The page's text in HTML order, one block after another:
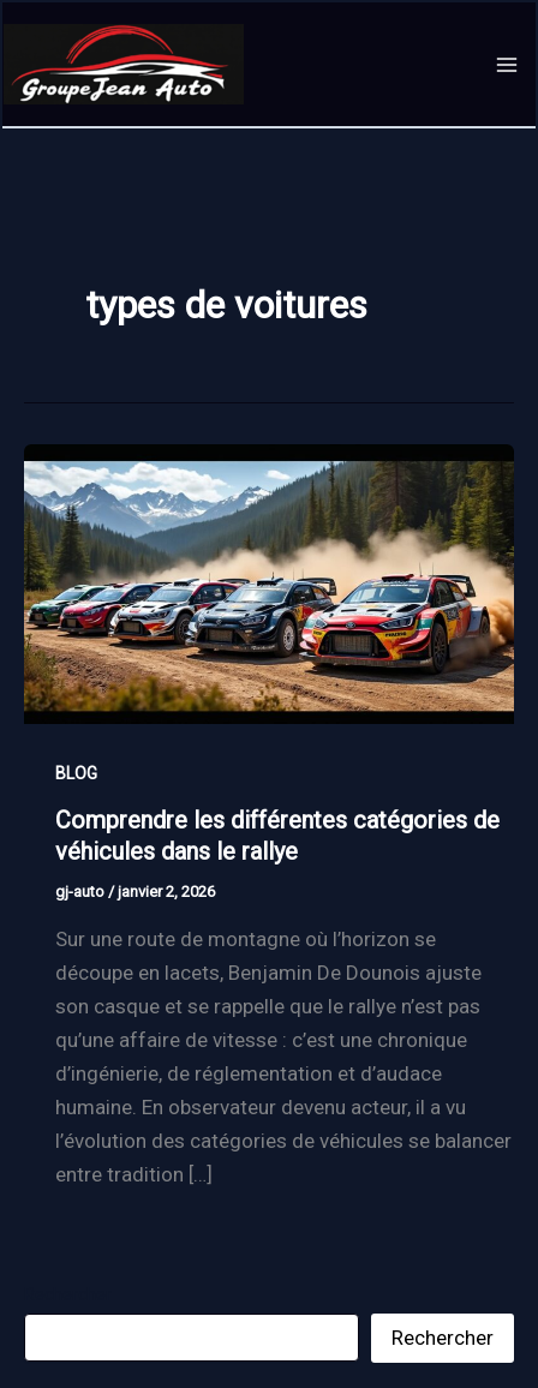
contenu
types de voitures
BLOG
Comprendre les différentes catégories de
véhicules dans le rallye
gj-auto /janvier 2, 2026
Sur une route de montagne où l’horizon se
découpe en lacets, Benjamin De Dounois ajuste
son casque et se rappelle que le rallye n’est pas
qu’une affaire de vitesse : c’est une chronique
d’ingénierie, de réglementation et d’audace
humaine. En observateur devenu acteur, il a vu
l’évolution des catégories de véhicules se balancer
entre tradition […]
Rechercher